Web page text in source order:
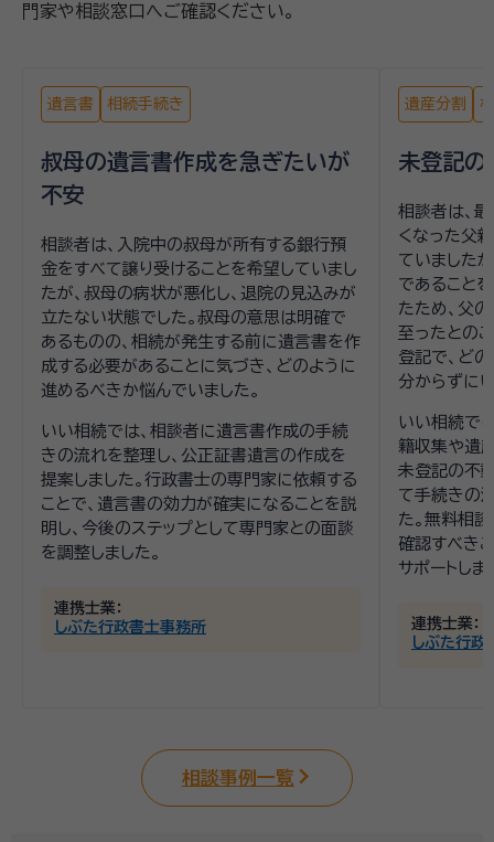
門家や相談窓口へご確認ください。
遺言書 相続手続き
叔母の遺言書作成を急ぎたいが
不安
相談者は、入院中の叔母が所有する銀行預
金をすべて譲り受けることを希望していまし
たが、叔母の病状が悪化し、退院の見込みが
立たない状態でした。叔母の意思は明確で
あるものの、相続が発生する前に遺言書を作
成する必要があることに気づき、どのように
進めるべきか悩んでいました。
いい相続では、相談者に遺言書作成の手続
きの流れを整理し、公正証書遺言の作成を
提案しました。行政書士の専門家に依頼する
ことで、遺言書の効力が確実になることを説
明し、今後のステップとして専門家との面談
を調整しました。
連携士業：
しぶた行政書士事務所
遺産分割
未登記の
相談者は、
くなった父
ていました
であること
たため、父
至ったとの
登記で、ど
分からずに
いい相続で
籍収集や遺
未登記の不
て手続きの
た。無料相
確認すべき
サポートしま
連携士業：
しぶた行政
相談事例一覧